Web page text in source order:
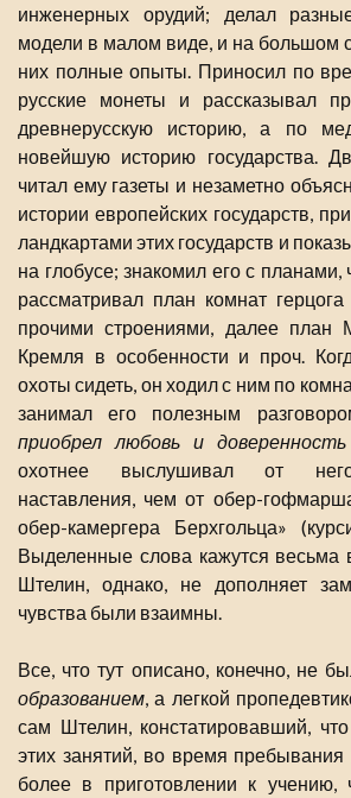
инженерных орудий; делал
модели в малом виде, и на большом
них полные опыты. Приносил по
русские монеты и рассказывал
древнерусскую историю, а по
новейшую историю государства.
читал ему газеты и незаметно
истории европейских государств,
ландкартами этих государств и
на глобусе; знакомил его с планами,
рассматривал план комнат
прочими строениями, далее
Кремля в особенности и проч.
охоты сидеть, он ходил с ним по
занимал его полезным
приобрел любовь и
охотнее выслушивал от
наставления, чем от обер-
обер-камергера Берхгольца»
Выделенные слова кажутся весьма
Штелин, однако, не дополняет
чувства были взаимны.
Все, что тут описано, конечно, не
образованием , а легкой
сам Штелин, констатировавший,
этих занятий, во время
более в приготовлении к